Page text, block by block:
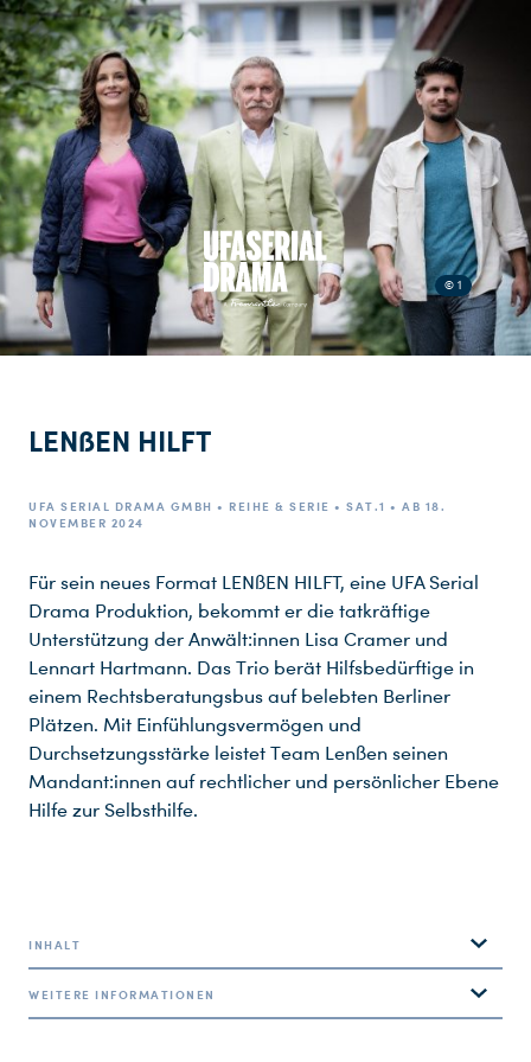
© 1
LENßEN HILFT
UFA SERIAL DRAMA GMBH • REIHE & SERIE • SAT.1 • AB 18.
NOVEMBER 2024
Für sein neues Format LENßEN HILFT, eine UFA Serial
Drama Produktion, bekommt er die tatkräftige
Unterstützung der Anwält:innen Lisa Cramer und
Lennart Hartmann. Das Trio berät Hilfsbedürftige in
einem Rechtsberatungsbus auf belebten Berliner
Plätzen. Mit Einfühlungsvermögen und
Durchsetzungsstärke leistet Team Lenßen seinen
Mandant:innen auf rechtlicher und persönlicher Ebene
Hilfe zur Selbsthilfe.
INHALT
Team Lenßen empfängt seine Mandant:innen in einem
WEITERE INFORMATIONEN